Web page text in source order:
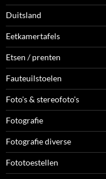
Duitsland
Eetkamertafels
Etsen / prenten
Fauteuilstoelen
Foto's & stereofoto's
Fotografie
Fotografie diverse
Fototoestellen